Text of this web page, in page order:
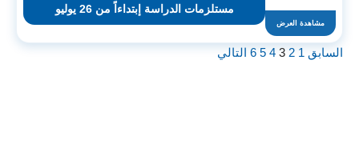
مشاهدة العرض
مستلزمات الدراسة إبتداءاً من 26 يوليو
السابق 1
2
3
4
5
6 التالي